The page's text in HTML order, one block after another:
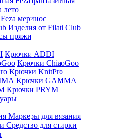
лето
Feza меринос
Изделия от Filati Club
пряжи
Крючки ADDI
Крючки ChiaoGoo
Крючки KnitPro
Крючки GAMMA
Крючки PRYM
Маркеры для вязания
Средство для стирки